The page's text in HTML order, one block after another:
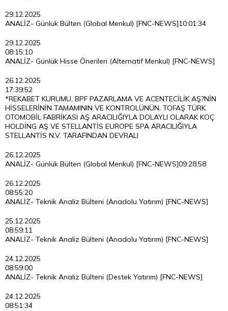
29.12.2025
10:01:34
ANALİZ- Günlük Bülten (Global Menkul) [FNC-NEWS]
29.12.2025
08:15:10
ANALİZ- Günlük Hisse Önerileri (Alternatif Menkul) [FNC-NEWS]
26.12.2025
17:39:52
*REKABET KURUMU, BPF PAZARLAMA VE ACENTECİLİK AŞ?NİN
HİSSELERİNİN TAMAMININ VE KONTROLÜNÜN, TOFAŞ TÜRK
OTOMOBİL FABRİKASI AŞ ARACILIĞIYLA DOLAYLI OLARAK KOÇ
HOLDİNG AŞ VE STELLANTİS EUROPE SPA ARACILIĞIYLA
STELLANTİS N.V. TARAFINDAN DEVRALI
26.12.2025
09:28:58
ANALİZ- Günlük Bülten (Global Menkul) [FNC-NEWS]
26.12.2025
08:55:20
ANALİZ- Teknik Analiz Bülteni (Anadolu Yatırım) [FNC-NEWS]
25.12.2025
08:59:11
ANALİZ- Teknik Analiz Bülteni (Anadolu Yatırım) [FNC-NEWS]
24.12.2025
08:59:00
ANALİZ- Teknik Analiz Bülteni (Destek Yatırım) [FNC-NEWS]
24.12.2025
08:51:34